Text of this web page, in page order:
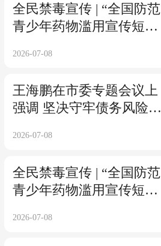
效
全民禁毒宣传 | “全国防范
青少年药物滥用宣传短视
2026-07-08
王海鹏在市委专题会议上
强调 坚决守牢债务风险底
为全市高质量发展现代化
2026-07-08
全民禁毒宣传 | “全国防范
青少年药物滥用宣传短视
播活动开启
2026-07-08